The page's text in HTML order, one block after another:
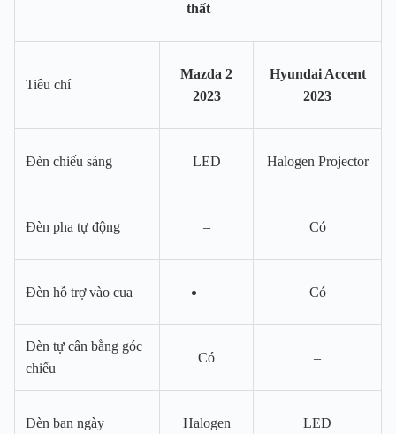
thất
Tiêu chí
Mazda 2
2023
Hyundai Accent
2023
Đèn chiếu sáng LED Halogen Projector
Đèn pha tự động – Có
Đèn hỗ trợ vào cua Có
Đèn tự cân bằng góc
chiếu
Có –
Đèn ban ngày Halogen LED